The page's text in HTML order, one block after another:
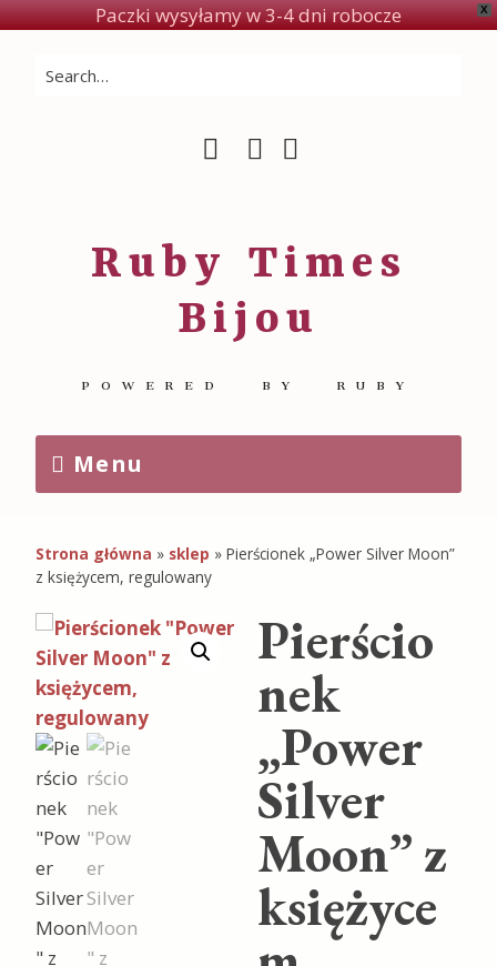
X
Paczki wysyłamy w 3-4 dni robocze
Ruby Times
Bijou
POWERED BY RUBY
Menu
Strona główna » sklep » Pierścionek „Power Silver Moon”
z księżycem, regulowany
Pierścio
nek
„Power
Silver
Moon” z
księżyce